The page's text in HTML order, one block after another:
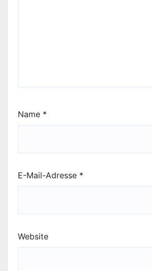
Name *
E-Mail-Adresse *
Website